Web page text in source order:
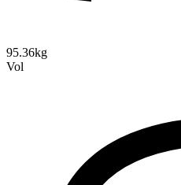
95.36kg
Vol